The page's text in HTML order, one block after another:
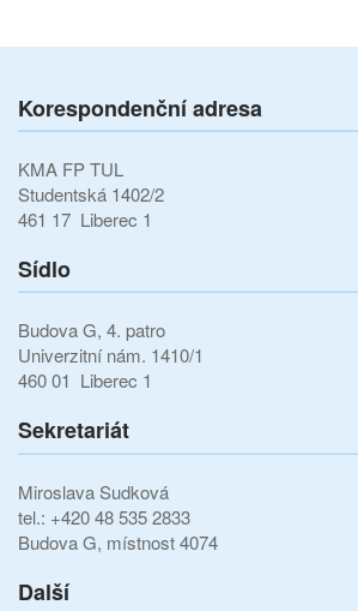
Korespondenční adresa
KMA FP TUL
Studentská 1402/2
461 17 Liberec 1
Sídlo
Budova G, 4. patro
Univerzitní nám. 1410/1
460 01 Liberec 1
Sekretariát
Miroslava Sudková
tel.: +420 48 535 2833
Budova G, místnost 4074
Další